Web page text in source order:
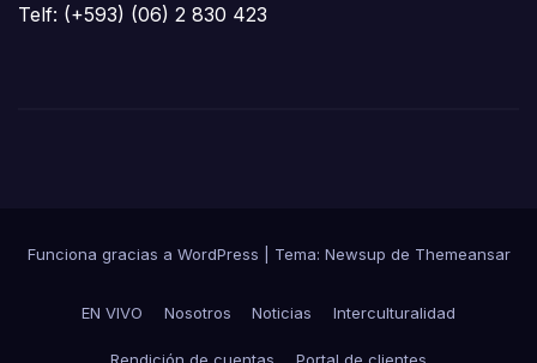
Telf: (+593) (06) 2 830 423
Funciona gracias a WordPress Tema: Newsup de Themeansar
EN VIVO Nosotros Noticias Interculturalidad
Rendición de cuentas Portal de clientes